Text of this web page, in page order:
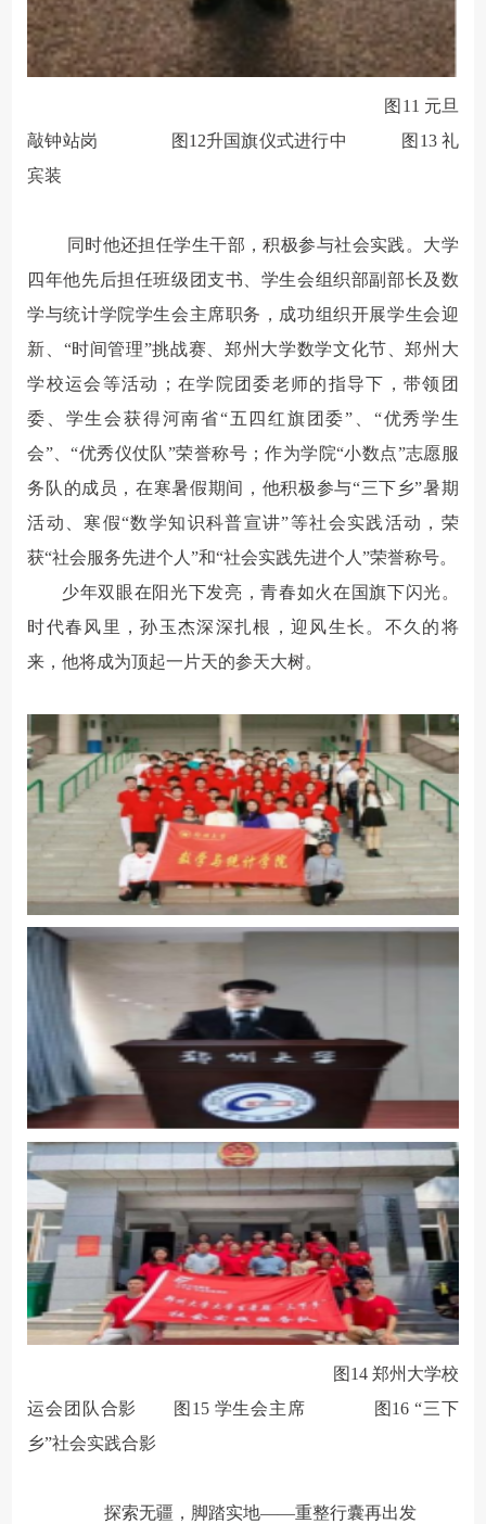
图 11 元旦
敲钟站岗
图 12升国旗仪式进行中 图 13 礼
宾装
同时他还担任学生干部，积极参与社会实践。大学
四年他先后担任班级团支书、学生会组织部副部长及数
学与统计学院学生会主席职务，成功组织开展学生会迎
新、“时间管理”挑战赛、郑州大学数学文化节、郑州大
学校运会等活动；在学院团委老师的指导下，带领团
委、学生会获得河南省“五四红旗团委”、“优秀学生
会”、“优秀仪仗队”荣誉称号；作为学院“小数点”志愿服
务队的成员，在寒暑假期间，他积极参与“三下乡”暑期
活动、寒假“数学知识科普宣讲”等社会实践活动，荣
获“社会服务先进个人”和“社会实践先进个人”荣誉称号。
少年双眼在阳光下发亮，青春如火在国旗下闪光。
时代春风里，孙玉杰深深扎根，迎风生长。不久的将
来，他将成为顶起一片天的参天大树。
图 14 郑州大学校
运会团队合影
图 15 学生会主席 图 16“三下
乡”社会实践合影
探索无疆，脚踏实地——重整行囊再出发